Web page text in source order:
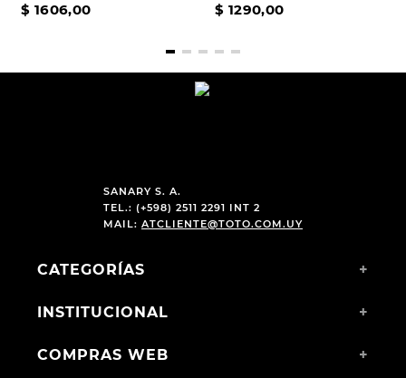
$ 1606,00 $ 1290,00
SANARY S. A.
TEL.: (+598) 2511 2291 INT 2
MAIL: ATCLIENTE@TOTO.COM.UY
CATEGORÍAS +
INSTITUCIONAL +
COMPRAS WEB +